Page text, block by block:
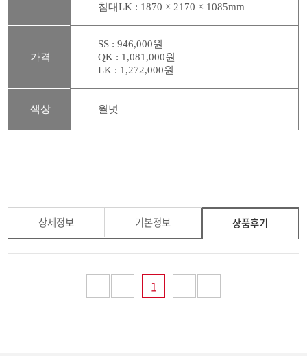
침대LK : 1870 × 2170 × 1085mm
가격
SS : 946,000원
QK : 1,081,000원
LK : 1,272,000원
색상 월넛
상세정보 기본정보 상품후기
1